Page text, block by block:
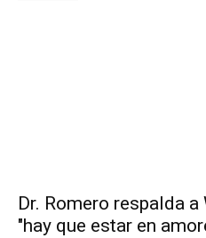
Dr. Romero respalda
"hay que estar en